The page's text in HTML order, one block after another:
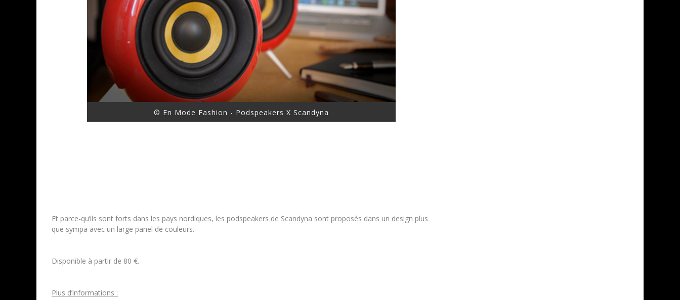
© En Mode Fashion - Podspeakers X Scandyna
Et parce-qu’ils sont forts dans les pays nordiques, les podspeakers de Scandyna sont proposés dans un design plus
que sympa avec un large panel de couleurs.
Disponible à partir de 80 €.
Plus d’informations :